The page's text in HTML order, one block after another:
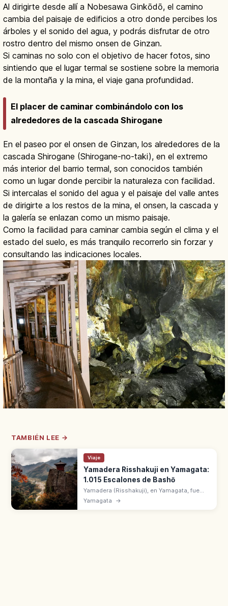
Al dirigirte desde allí a Nobesawa Ginkōdō, el camino
cambia del paisaje de edificios a otro donde percibes los
árboles y el sonido del agua, y podrás disfrutar de otro
rostro dentro del mismo onsen de Ginzan.
Si caminas no solo con el objetivo de hacer fotos, sino
sintiendo que el lugar termal se sostiene sobre la memoria
de la montaña y la mina, el viaje gana profundidad.
El placer de caminar combinándolo con los
alrededores de la cascada Shirogane
En el paseo por el onsen de Ginzan, los alrededores de la
cascada Shirogane (Shirogane-no-taki), en el extremo
más interior del barrio termal, son conocidos también
como un lugar donde percibir la naturaleza con facilidad.
Si intercalas el sonido del agua y el paisaje del valle antes
de dirigirte a los restos de la mina, el onsen, la cascada y
la galería se enlazan como un mismo paisaje.
Como la facilidad para caminar cambia según el clima y el
estado del suelo, es más tranquilo recorrerlo sin forzar y
consultando las indicaciones locales.
TAMBIÉN LEE →
Viaje
Yamadera Risshakuji en Yamagata:
1.015 Escalones de Bashō
Yamadera (Risshakuji), en Yamagata, fue
fundado en 860 por Ennin. Templo de
montaña Tendai con 1.015 escalones.
Yamagata →